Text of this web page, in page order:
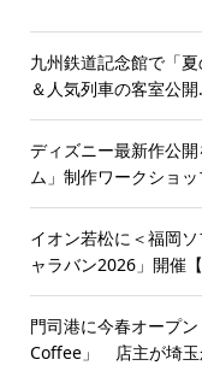
九州鉄道記念館で「
＆人気列車の客室公開
ディズニー最新作公
ム」制作ワークショ
イオン若松に＜福岡
ャラバン2026」開催
門司港に今春オープ
Coffee」 店主が埼玉